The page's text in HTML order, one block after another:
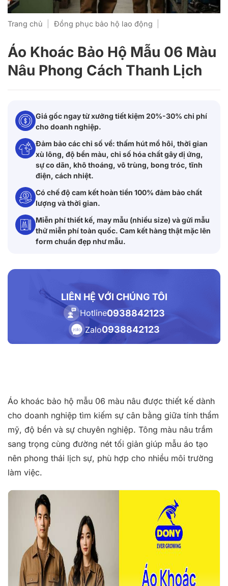
Trang chủ Đồng phục bảo hộ lao động
Áo Khoác Bảo Hộ Mẫu 06 Màu
Nâu Phong Cách Thanh Lịch
Giá gốc ngay từ xưởng tiết kiệm 20%-30% chi phí
cho doanh nghiệp.
Đảm bảo các chỉ số về: thấm hút mồ hôi, thời gian
xù lông, độ bền màu, chỉ số hóa chất gây dị ứng,
sự co dãn, khô thoáng, vô trùng, bong tróc, tĩnh
điện, cách nhiệt.
Có chế độ cam kết hoàn tiền 100% đảm bảo chất
lượng và thời gian.
Miễn phí thiết kế, may mẫu (nhiều size) và gửi mẫu
thử miễn phí toàn quốc. Cam kết hàng thật mặc lên
form chuẩn đẹp như mẫu.
LIÊN HỆ VỚI CHÚNG TÔI
Hotline0938842123
Zalo0938842123
Áo khoác bảo hộ mẫu 06 màu nâu được thiết kế dành
cho doanh nghiệp tìm kiếm sự cân bằng giữa tính thẩm
mỹ, độ bền và sự chuyên nghiệp. Tông màu nâu trầm
sang trọng cùng đường nét tối giản giúp mẫu áo tạo
nên phong thái lịch sự, phù hợp cho nhiều môi trường
làm việc.